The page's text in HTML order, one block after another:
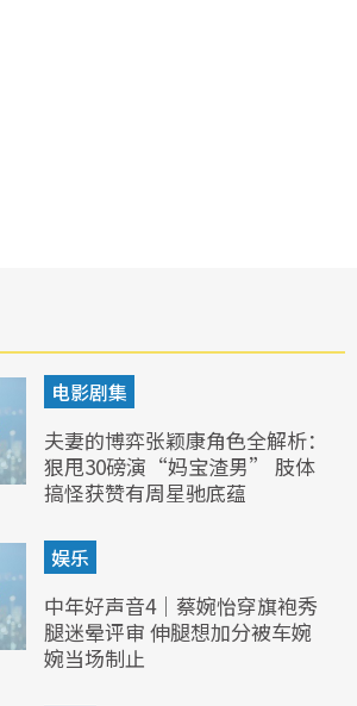
电影剧集
夫妻的博弈张颖康角色全解析：
狠甩30磅演“妈宝渣男” 肢体
搞怪获赞有周星驰底蕴
娱乐
中年好声音4｜蔡婉怡穿旗袍秀
腿迷晕评审 伸腿想加分被车婉
婉当场制止